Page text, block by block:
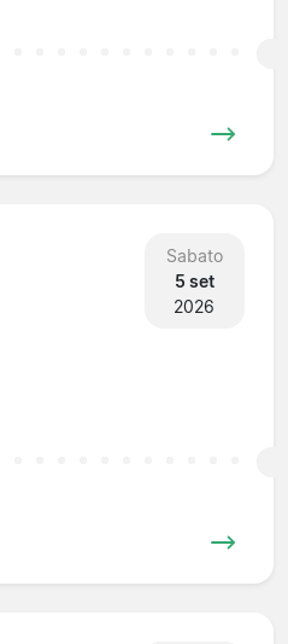
Sabato
5 set
2026